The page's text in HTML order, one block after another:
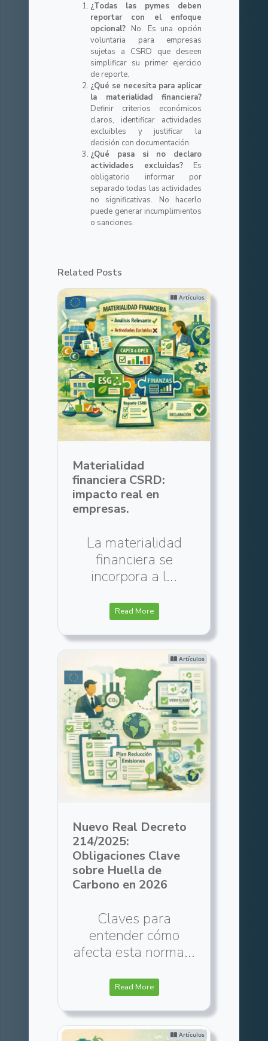
¿Todas las pymes deben
reportar con el enfoque
opcional? No. Es una opción
voluntaria para empresas
sujetas a CSRD que deseen
simplificar su primer ejercicio
de reporte.
¿Qué se necesita para aplicar
la materialidad financiera?
Definir criterios económicos
claros, identificar actividades
excluibles y justificar la
decisión con documentación.
¿Qué pasa si no declaro
actividades excluidas? Es
obligatorio informar por
separado todas las actividades
no significativas. No hacerlo
puede generar incumplimientos
o sanciones.
Related Posts
Artículos
Materialidad
financiera CSRD:
impacto real en
empresas.
La materialidad
financiera se
incorpora a l...
Read More
Artículos
Nuevo Real Decreto
214/2025:
Obligaciones Clave
sobre Huella de
Carbono en 2026
Claves para
entender cómo
afecta esta norma...
Read More
Artículos